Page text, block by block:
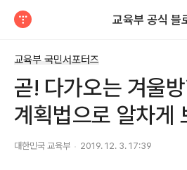
교육부 공식 블
교육부 국민서포터즈
곧! 다가오는 겨울
계획법으로 알차게
대한민국 교육부 2019. 12. 3. 17:39